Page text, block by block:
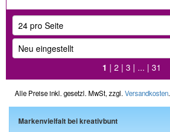
1 | 2 | 3 | ... | 31
Alle Preise inkl. gesetzl. MwSt, zzgl. Versandkosten.
Markenvielfalt bei kreativbunt